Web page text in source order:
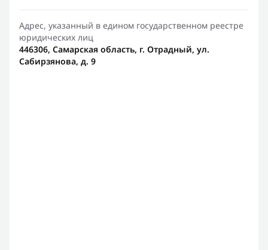
Адрес, указанный в едином государственном реестре
юридических лиц
446306, Самарская область, г. Отрадный, ул.
Сабирзянова, д. 9